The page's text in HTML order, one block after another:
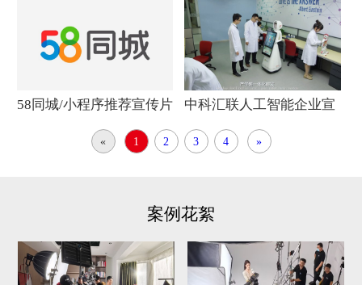
58同城/小程序推荐宣传片
中科汇联人工智能企业宣
传片
« 1 2 3 4 »
案例花絮